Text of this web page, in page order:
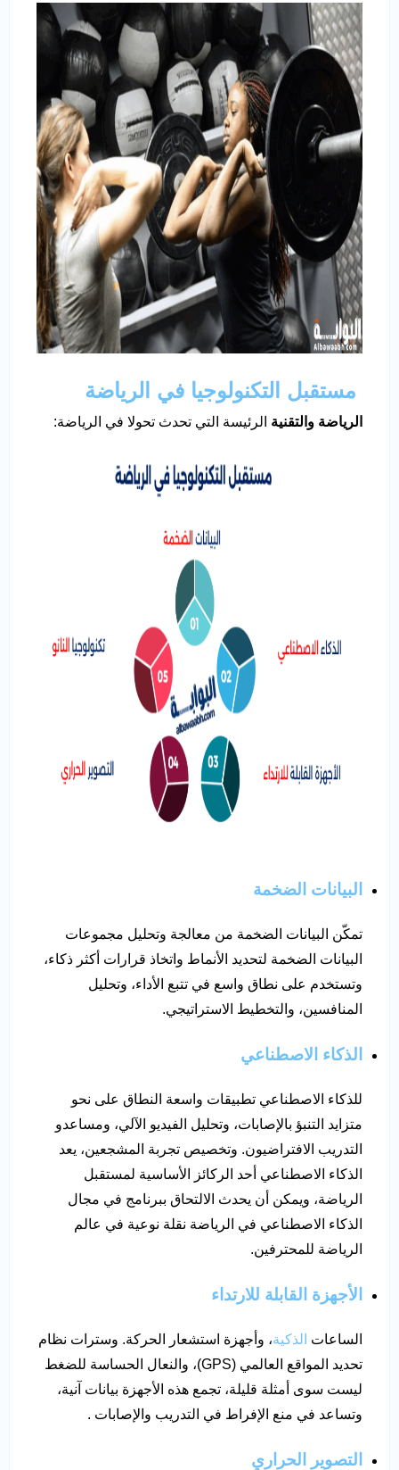
مستقبل التكنولوجيا في الرياضة
الرياضة والتقنية الرئيسة التي تحدث تحولا في الرياضة:
البيانات الضخمة
تمكّن البيانات الضخمة من معالجة وتحليل مجموعات
البيانات الضخمة لتحديد الأنماط واتخاذ قرارات أكثر ذكاء،
وتستخدم على نطاق واسع في تتبع الأداء، وتحليل
المنافسين، والتخطيط الاستراتيجي.
الذكاء الاصطناعي
للذكاء الاصطناعي تطبيقات واسعة النطاق على نحو
متزايد التنبؤ بالإصابات، وتحليل الفيديو الآلي، ومساعدو
التدريب الافتراضيون. وتخصيص تجربة المشجعين، يعد
الذكاء الاصطناعي أحد الركائز الأساسية لمستقبل
الرياضة، ويمكن أن يحدث الالتحاق ببرنامج في مجال
الذكاء الاصطناعي في الرياضة نقلة نوعية في عالم
الرياضة للمحترفين.
الأجهزة القابلة للارتداء
الساعات الذكية، وأجهزة استشعار الحركة. وسترات نظام
تحديد المواقع العالمي (GPS)، والنعال الحساسة للضغط
ليست سوى أمثلة قليلة، تجمع هذه الأجهزة بيانات آنية،
وتساعد في منع الإفراط في التدريب والإصابات .
التصوير الحراري